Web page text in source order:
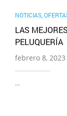
NOTICIAS,
LAS
PELUQUERÍA
febrero 8,
…